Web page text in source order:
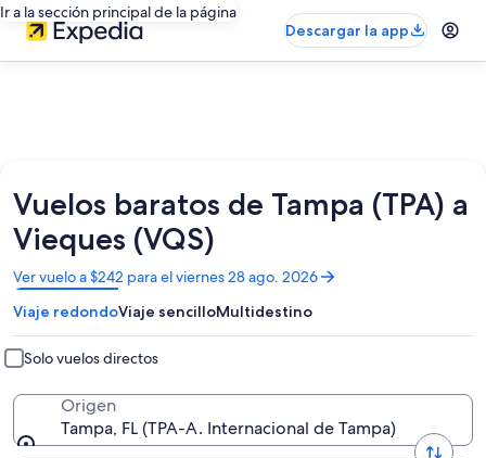
Ir a la sección principal de la página
Descargar la app
Vuelos baratos de Tampa (TPA) a
Vieques (VQS)
Ver vuelo a $242 para el viernes 28 ago. 2026
Se
abrirá
en
una
nueva
ventana
Viaje redondoViaje sencilloMultidestino
Solo vuelos directos
Origen
Tampa, FL (TPA-A. Internacional de Tampa)